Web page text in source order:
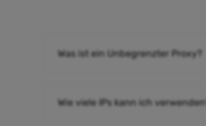
Was ist ein Unbegrenzter Proxy?
Wie viele IPs kann ich verwenden?